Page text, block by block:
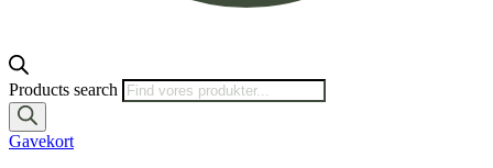
Products search
Gavekort